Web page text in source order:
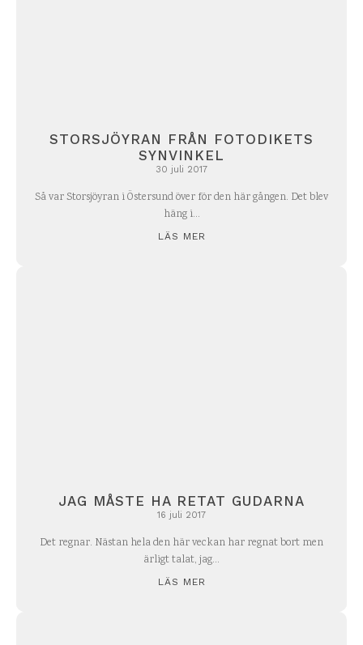
STORSJÖYRAN FRÅN FOTODIKETS
SYNVINKEL
30 juli 2017
Så var Storsjöyran i Östersund över för den här gången. Det blev
häng i...
LÄS MER
JAG MÅSTE HA RETAT GUDARNA
16 juli 2017
Det regnar. Nästan hela den här veckan har regnat bort men
ärligt talat, jag...
LÄS MER